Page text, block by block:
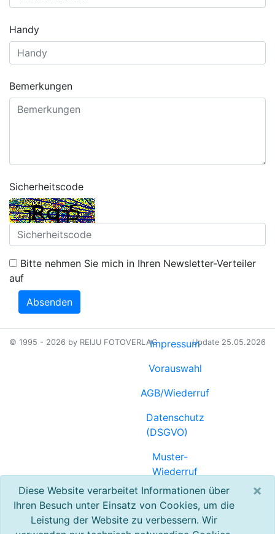
Handy
Bemerkungen
Sicherheitscode
Bitte nehmen Sie mich in Ihren Newsletter-Verteiler
auf
Absenden
Diese Website verarbeitet Informationen über
Ihren Besuch unter Einsatz von Cookies, um die
Leistung der Website zu verbessern. Wir
×
Update 25.05.2026
© 1995 - 2026 by REIJU FOTOVERLAGImpressum
Vorauswahl
AGB/Wiederruf
Datenschutz
(DSGVO)
Muster-
Wiederruf
(PDF)
Referenzen